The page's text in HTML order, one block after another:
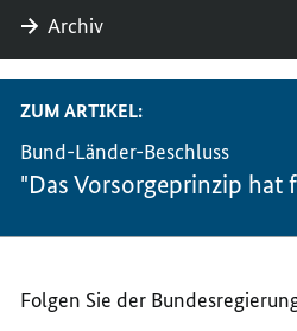
Archiv
ZUM ARTIKEL:
Bund-Länder-Beschluss
"Das Vorsorgeprinzip hat
Folgen Sie der